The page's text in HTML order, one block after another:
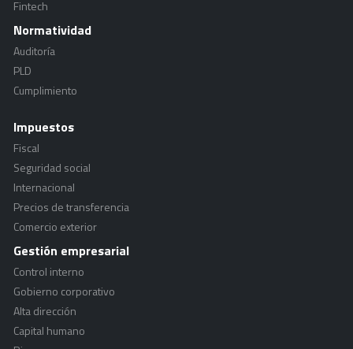
Fintech
Normatividad
Auditoría
PLD
Cumplimiento
Impuestos
Fiscal
Seguridad social
Internacional
Precios de transferencia
Comercio exterior
Gestión empresarial
Control interno
Gobierno corporativo
Alta dirección
Capital humano